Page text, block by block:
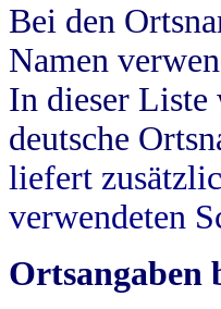
Bei den
Namen
In dieser Liste
deutsche
liefert
verwendeten
Ortsangaben